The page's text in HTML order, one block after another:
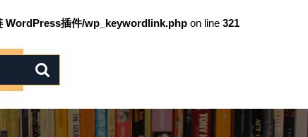
WordPress插件/wp_keywordlink.php on line 321